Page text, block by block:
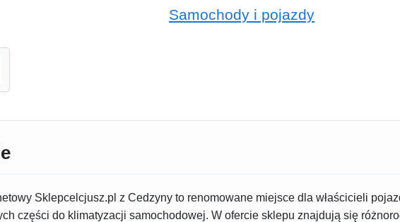
Samochody i pojazdy
Sklepcelcjusz.pl z Cedzyny to renomowane miejsce dla właścicieli
części do klimatyzacji samochodowej. W ofercie sklepu znajdują się